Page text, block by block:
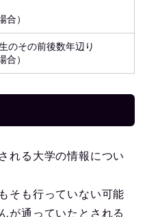
合）
のその前後数年辺り
合）
れる大学の情報につい
そも行っていない可能
が通っていたとされる